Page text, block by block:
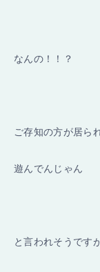
なんの！！？
ご存知の方が居ら
遊んでんじゃん
と言われそうです